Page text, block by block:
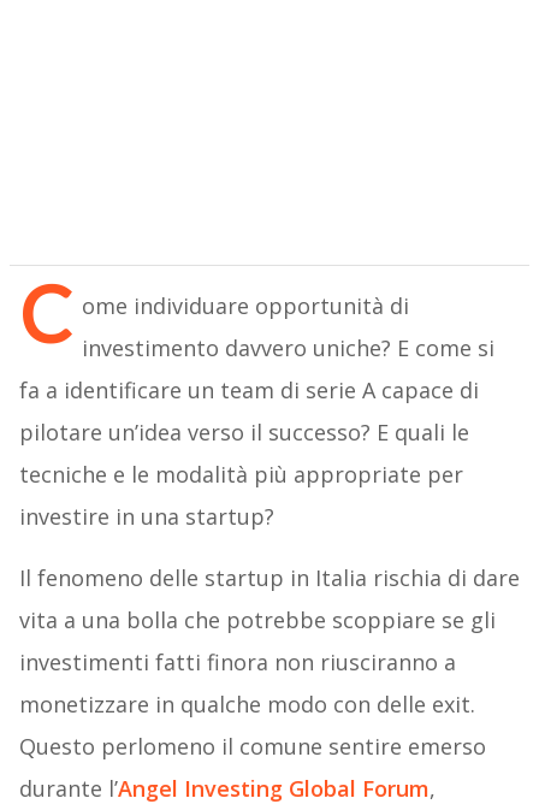
C ome individuare opportunità di
investimento davvero uniche? E come si
fa a identificare un team di serie A capace di
pilotare un’idea verso il successo? E quali le
tecniche e le modalità più appropriate per
investire in una startup?
Il fenomeno delle startup in Italia rischia di dare
vita a una bolla che potrebbe scoppiare se gli
investimenti fatti finora non riusciranno a
monetizzare in qualche modo con delle exit.
Questo perlomeno il comune sentire emerso
durante l’Angel Investing Global Forum,